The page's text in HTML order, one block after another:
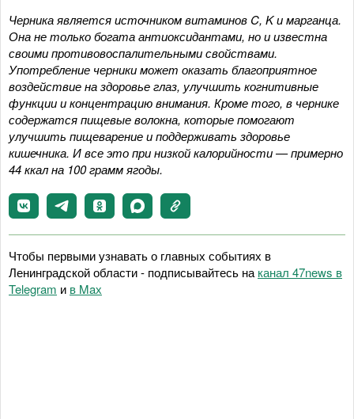
Черника является источником витаминов C, K и марганца.
Она не только богата антиоксидантами, но и известна
своими противовоспалительными свойствами.
Употребление черники может оказать благоприятное
воздействие на здоровье глаз, улучшить когнитивные
функции и концентрацию внимания. Кроме того, в чернике
содержатся пищевые волокна, которые помогают
улучшить пищеварение и поддерживать здоровье
кишечника. И все это при низкой калорийности — примерно
44 ккал на 100 грамм ягоды.
Чтобы первыми узнавать о главных событиях в
Ленинградской области - подписывайтесь на канал 47news в
Telegram и в Maх